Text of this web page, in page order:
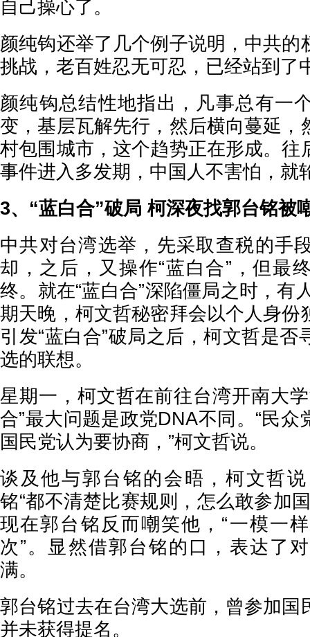
自己操心了。
颜纯钩还举了几个例子说明，中共的
挑战，老百姓忍无可忍，已经站到了
颜纯钩总结性地指出，凡事总有一
变，基层瓦解先行，然后横向蔓延，
村包围城市，这个趋势正在形成。往
事件进入多发期，中国人不害怕，就
3、“蓝白合”破局 柯深夜找郭台铭被
中共对台湾选举，先采取查税的手
却，之后，又操作“蓝白合”，但最
终。就在“蓝白合”深陷僵局之时，有
期天晚，柯文哲秘密拜会以个人身份
引发“蓝白合”破局之后，柯文哲是否
选的联想。
星期一，柯文哲在前往台湾开南大
合”最大问题是政党DNA不同。“民众
国民党认为要协商，”柯文哲说。
谈及他与郭台铭的会晤，柯文哲
铭“都不清楚比赛规则，怎么敢参加
现在郭台铭反而嘲笑他，“一模一
次”。显然借郭台铭的口，表达了
满。
郭台铭过去在台湾大选前，曾参加国
并未获得提名。